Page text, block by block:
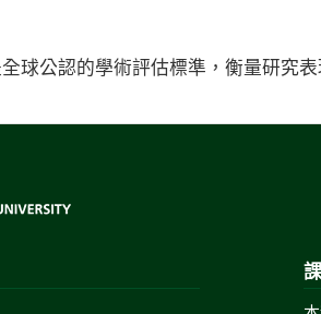
球公認的學術評估標準，衡量研究